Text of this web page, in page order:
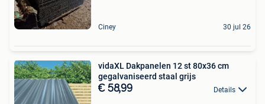
Ciney 30 jul 26
vidaXL Dakpanelen 12 st 80x36 cm
gegalvaniseerd staal grijs
€ 58,99 Details